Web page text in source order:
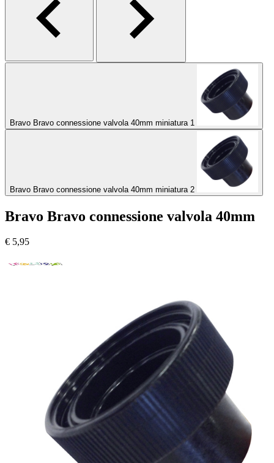
Bravo Bravo connessione valvola 40mm miniatura 1
Bravo Bravo connessione valvola 40mm miniatura 2
Bravo Bravo connessione valvola 40mm
€ 5,95